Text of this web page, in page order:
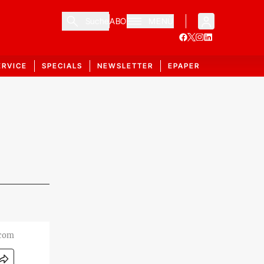
ABO
SPECIALS NEWSLETTER EPAPER